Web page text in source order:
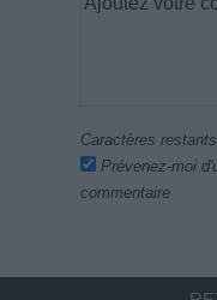
Caractères
Prévenez-moi
commentaire